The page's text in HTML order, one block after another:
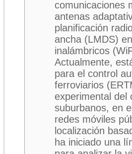
comunicaciones
antenas
planificación
ancha (LMDS)
inalámbricos
Actualmente,
para el control
ferroviarios
experimental del
suburbanos, en
redes móviles
localización
ha iniciado una